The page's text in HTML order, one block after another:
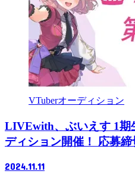
VTuberオーディション
LIVEwith、ぶいえす 1期
ディション開催！ 応募
2024.11.11